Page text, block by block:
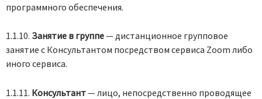
программного обеспечения.
1.1.10. Занятие в группе— дистанционное групповое
занятие с Консультантом посредством сервиса Zoom либо
иного сервиса.
1.1.11. Консультант— лицо, непосредственно проводящее